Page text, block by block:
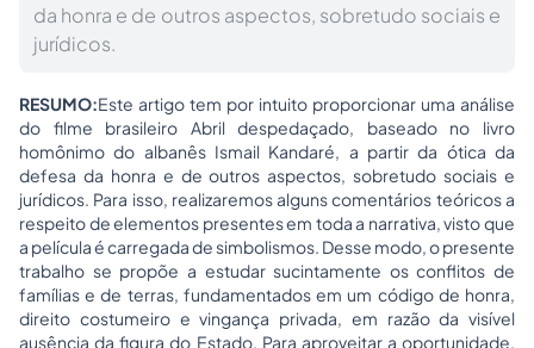
da honra e de outros aspectos, sobretudo sociais e
jurídicos.
RESUMO:Este artigo tem por intuito proporcionar uma análise
do filme brasileiro Abril despedaçado, baseado no livro
homônimo do albanês Ismail Kandaré, a partir da ótica da
defesa da honra e de outros aspectos, sobretudo sociais e
jurídicos. Para isso, realizaremos alguns comentários teóricos a
respeito de elementos presentes em toda a narrativa, visto que
a película é carregada de simbolismos. Desse modo, o presente
trabalho se propõe a estudar sucintamente os conflitos de
famílias e de terras, fundamentados em um código de honra,
direito costumeiro e vingança privada, em razão da visível
ausência da figura do Estado. Para aproveitar a oportunidade,